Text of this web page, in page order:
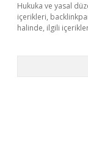
Hukuka ve yasal
içerikleri,
halinde, ilgili